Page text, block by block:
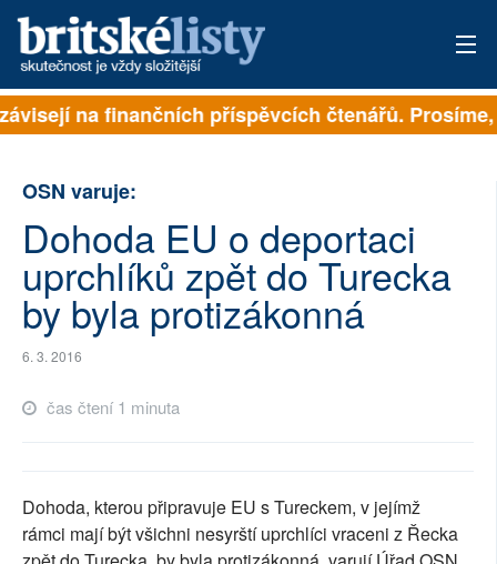
PŘIHLÁSIT
ROZHOVORY
TÉMATA
AUTOŘI
SOCIÁLNÍ SÍTĚ
na finančních příspěvcích čtenářů.
OSN varuje:
Dohoda EU o deportaci
uprchlíků zpět do Turecka
by byla protizákonná
6. 3. 2016
čas čtení 1 minuta
Dohoda, kterou připravuje EU s Tureckem, v jejímž
rámci mají být všichni nesyrští uprchlíci vraceni z Řecka